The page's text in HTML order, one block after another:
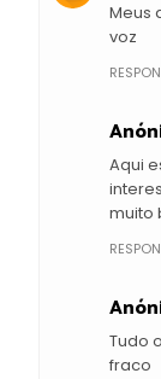
Meus
voz
Aqui
muito
Tudo
fraco